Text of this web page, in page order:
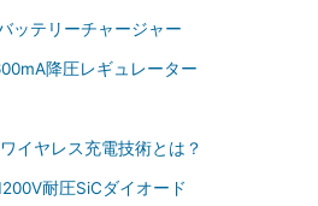
ッテリーチャージャー
降圧レギュレーター
イヤレス充電技術とは？
耐圧SiCダイオード